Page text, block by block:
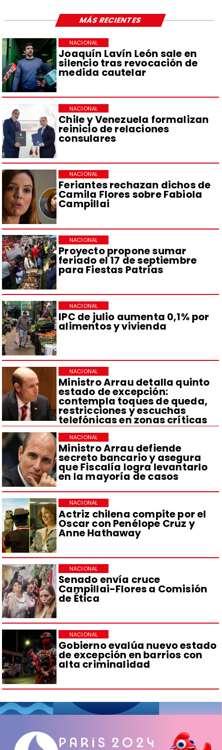
Joaquín Lavín León sale en
silencio tras revocación de
medida cautelar
NACIONAL
Chile y Venezuela formalizan
reinicio de relaciones
consulares
NACIONAL
Feriantes rechazan dichos de
Camila Flores sobre Fabiola
Campillai
NACIONAL
Proyecto propone sumar
feriado el 17 de septiembre
para Fiestas Patrias
NACIONAL
IPC de julio aumenta 0,1% por
alimentos y vivienda
NACIONAL
Ministro Arrau detalla quinto
estado de excepción:
contempla toques de queda,
restricciones y escuchas
telefónicas en zonas críticas
NACIONAL
Ministro Arrau defiende
secreto bancario y asegura
que Fiscalía logra levantarlo
en la mayoría de casos
NACIONAL
Actriz chilena compite por el
Oscar con Penélope Cruz y
Anne Hathaway
NACIONAL
Senado envía cruce
Campillai-Flores a Comisión
de Ética
NACIONAL
Gobierno evalúa nuevo estado
de excepción en barrios con
alta criminalidad
NACIONAL
MÁS RECIENTES